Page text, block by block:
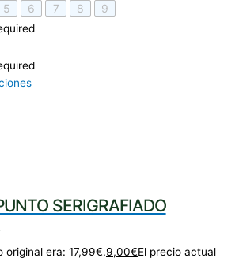
5 6 7 8 9
SERIGRAFIADO
original era: 17,99€.9,00€El precio actual